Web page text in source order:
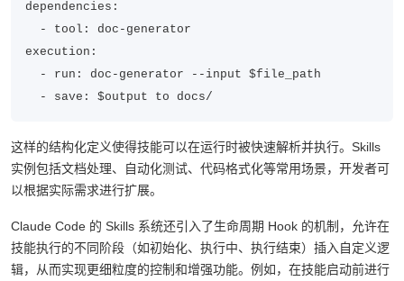
  file_path: string
dependencies:
  - tool: doc-generator
execution:
  - run: doc-generator --input $file_path
这样的结构化定义使得技能可以在运行时被快速解析并执行。Skills
实例包括文档处理、自动化测试、代码格式化等常用场景，开发者可
Claude Code 的 Skills 系统还引入了生命周期 Hook 的机制，允许在
技能执行的不同阶段（如初始化、执行中、执行结束）插入自定义逻